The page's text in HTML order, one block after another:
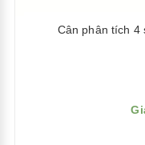
Cân phân tích 4